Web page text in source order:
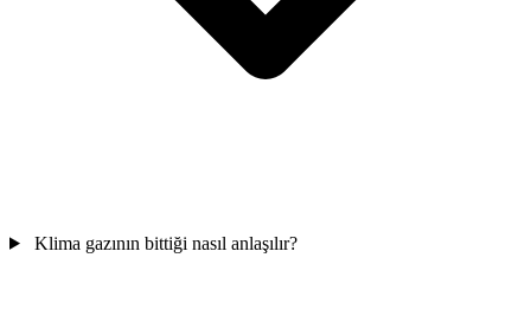
Klima gazının bittiği nasıl anlaşılır?